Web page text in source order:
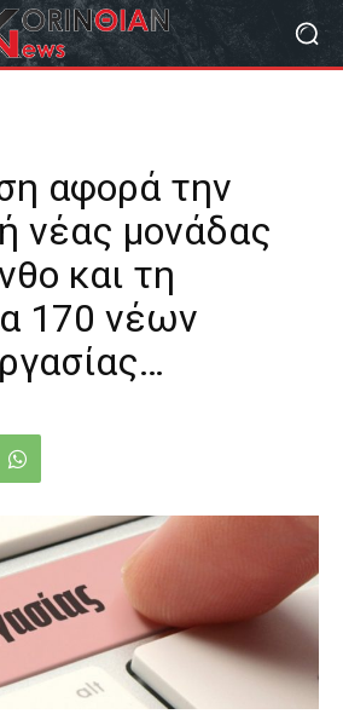
αφορά την
νέας μονάδας
και τη
170 νέων